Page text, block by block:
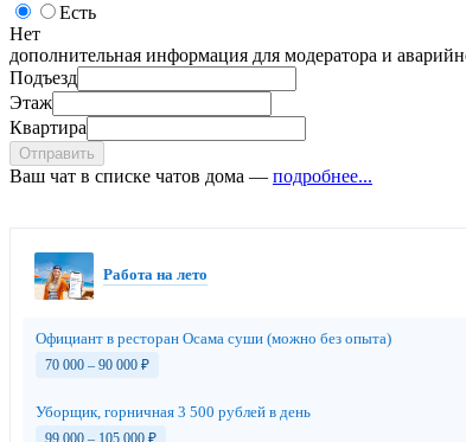
Есть
Нет
дополнительная информация для модератора и
Подъезд
Этаж
Квартира
Отправить
Ваш чат в списке чатов дома — подробнее...
Работа на лето
Официант в ресторан Осама суши (можно без опыта)
70 000 – 90 000 ₽
Уборщик, горничная 3 500 рублей в день
99 000 – 105 000 ₽